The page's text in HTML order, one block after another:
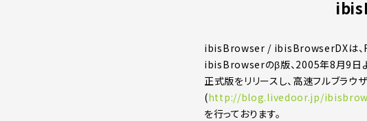
ibisBrowser / ibisBrowserDXは、
ibisBrowserのβ版、2005年8月9日
正式版をリリースし、高速フルブラウ
(http://blog.livedoor.jp/
を行っております。